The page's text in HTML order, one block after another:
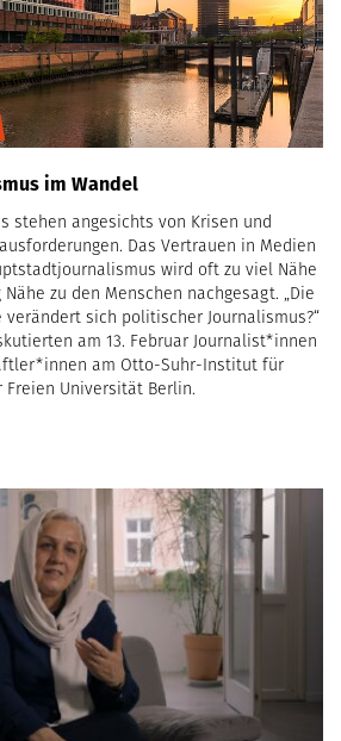
im Wandel
stehen angesichts von Krisen und
Das Vertrauen in Medien
wird oft zu viel Nähe
zu den Menschen nachgesagt. „Die
verändert sich politischer Journalismus?“
am 13. Februar Journalist*innen
am Otto-Suhr-Institut für
Universität Berlin.